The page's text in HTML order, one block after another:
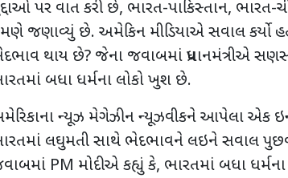
પર વાત કરી છે, ભારત-પાકિસ્તાન,
જણાવ્યું છે. અમેકિન મીડિયાએ સવાલ કર્યો
થાય છે? જેના જવાબમાં પ્રધાનમંત્રીએ
બધા ધર્મના લોકો ખુશ છે.
ન્યૂઝ મેગેઝીન ન્યૂઝવીકને આપેલા એક
લઘુમતી સાથે ભેદભાવને લઇને સવાલ
PM મોદીએ કહ્યું કે, ભારતમાં બધા